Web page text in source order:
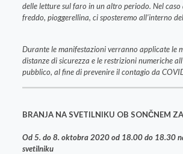
delle letture sul faro in un altro periodo. Nel
freddo, pioggerellina, ci sposteremo all’interno
Durante le manifestazioni verranno applicate le
distanze di sicurezza e le restrizioni numeriche
pubblico, al fine di prevenire il contagio da
BRANJA NA SVETILNIKU OB SONČNEM
Od 5. do 8. oktobra 2020 od 18.00 do 18.30
svetilniku